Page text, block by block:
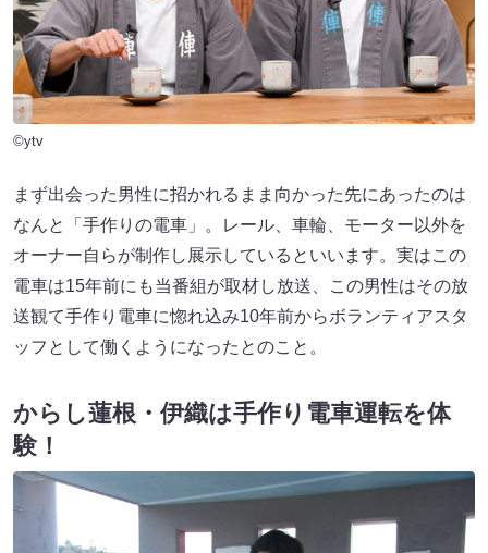
©ytv
まず出会った男性に招かれるまま向かった先にあったのは
なんと「手作りの電車」。レール、車輪、モーター以外を
オーナー自らが制作し展示しているといいます。実はこの
電車は15年前にも当番組が取材し放送、この男性はその放
送観て手作り電車に惚れ込み10年前からボランティアスタ
ッフとして働くようになったとのこと。
からし蓮根・伊織は手作り電車運転を体
験！